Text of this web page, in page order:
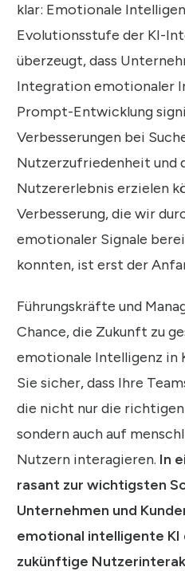
klar: Emotionale
Evolutionsstufe der KI-
überzeugt, dass
Integration emotionaler
Prompt-Entwicklung
Verbesserungen bei
Nutzerzufriedenheit und
Nutzererlebnis erzielen
Verbesserung, die wir
emotionaler Signale
konnten, ist erst der
Führungskräfte und
Chance, die Zukunft zu
emotionale Intelligenz in
Sie sicher, dass Ihre
die nicht nur die
sondern auch auf
Nutzern interagieren. In
rasant zur wichtigsten
Unternehmen und
emotional intelligente
zukünftige